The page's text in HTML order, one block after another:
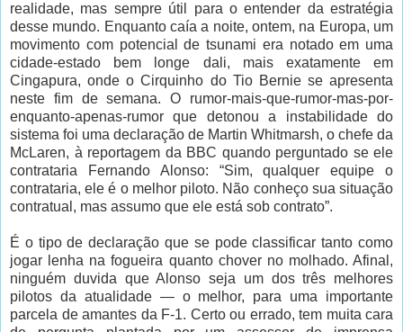
realidade, mas sempre útil para o entender da estratégia
desse mundo. Enquanto caía a noite, ontem, na Europa, um
movimento com potencial de tsunami era notado em uma
cidade-estado bem longe dali, mais exatamente em
Cingapura, onde o Cirquinho do Tio Bernie se apresenta
neste fim de semana. O rumor-mais-que-rumor-mas-por-
enquanto-apenas-rumor que detonou a instabilidade do
sistema foi uma declaração de Martin Whitmarsh, o chefe da
McLaren, à reportagem da BBC quando perguntado se ele
contrataria Fernando Alonso: “Sim, qualquer equipe o
contrataria, ele é o melhor piloto. Não conheço sua situação
contratual, mas assumo que ele está sob contrato”.
É o tipo de declaração que se pode classificar tanto como
jogar lenha na fogueira quanto chover no molhado. Afinal,
ninguém duvida que Alonso seja um dos três melhores
pilotos da atualidade — o melhor, para uma importante
parcela de amantes da F-1. Certo ou errado, tem muita cara